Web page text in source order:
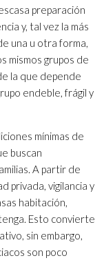
preparación
y, tal vez la más
una u otra forma,
mismos grupos de
la que depende
endeble, frágil y
mínimas de
buscan
A partir de
privada, vigilancia y
habitación,
Esto convierte
sin embargo,
son poco